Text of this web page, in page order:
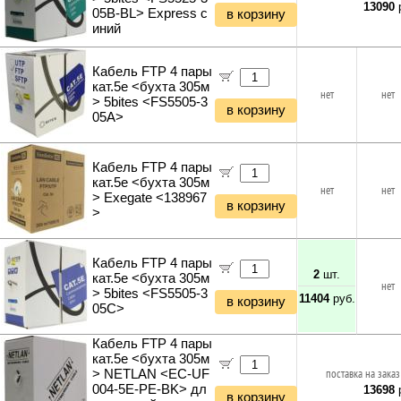
Удлинители силовые
Фонари и мобильные светильники
Мультитулы и ножи
Инструменты и техника прочее
05B-BL> Express с
иний
в корзину
13090
Кабель FTP 4 пары
кат.5e <бухта 305м
> 5bites <FS5505-3
05A>
в корзину
нет нет
Кабель FTP 4 пары
кат.5e <бухта 305м
> Exegate <138967
>
в корзину
нет нет
Кабель FTP 4 пары
кат.5e <бухта 305м
> 5bites <FS5505-3
05C>
в корзину
2 шт.
11404руб.
нет
Кабель FTP 4 пары
кат.5e <бухта 305м
> NETLAN <EC-UF
004-5E-PE-BK> дл
в корзину
поставка на
13698